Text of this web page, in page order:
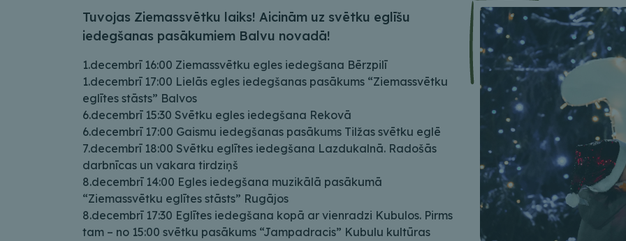
Tuvojas Ziemassvētku laiks! Aicinām uz svētku eglīšu
iedegšanas pasākumiem Balvu novadā!
1.decembrī 16:00 Ziemassvētku egles iedegšana Bērzpilī
1.decembrī 17:00 Lielās egles iedegšanas pasākums “Ziemassvētku
eglītes stāsts” Balvos
6.decembrī 15:30 Svētku egles iedegšana Rekovā
6.decembrī 17:00 Gaismu iedegšanas pasākums Tilžas svētku eglē
7.decembrī 18:00 Svētku eglītes iedegšana Lazdukalnā. Radošās
darbnīcas un vakara tirdziņš
8.decembrī 14:00 Egles iedegšana muzikālā pasākumā
“Ziemassvētku eglītes stāsts” Rugājos
8.decembrī 17:30 Eglītes iedegšana kopā ar vienradzi Kubulos. Pirms
tam – no 15:00 svētku pasākums “Jampadracis” Kubulu kultūras